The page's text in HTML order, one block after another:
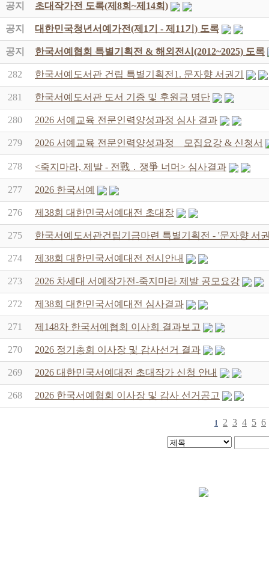
공지 초대작가전 도록(제8회~제14회)
공지 대한민국청년서예가전(제1기 - 제11기) 도록
공지 한국서예협회 특별기획전 & 해외전시(2012~2025) 도록
282 한국서예도서관 건립 특별기획전1. 문자향 서권기
281 한국서예도서관 도서 기증 및 후원금 명단
280 2026 서예교육 전문인력양성과정 심사 결과
279 2026 서예교육 전문인력양성과정 _ 모집요강 & 신청서
278 <죽지마라, 제발 - 전戰 ․ 쟁爭 너머> 심사결과
277 2026 한국서예
276 제38회 대한민국서예대전 초대장
275 한국서예도서관건립기금마련 특별기획전 - '문자향 서
274 제38회 대한민국서예대전 전시안내
273 2026 차세대 서예작가전-죽지마라 제발 공모요강
272 제38회 대한민국서예대전 심사결과
271 제148차 한국서예협회 이사회 결과보고
270 2026 정기총회 이사장 및 감사선거 결과
269 2026 대한민국서예대전 초대작가 신청 안내
268 2026 한국서예협회 이사장 및 감사 선거공고
1 2 3 4 5 6